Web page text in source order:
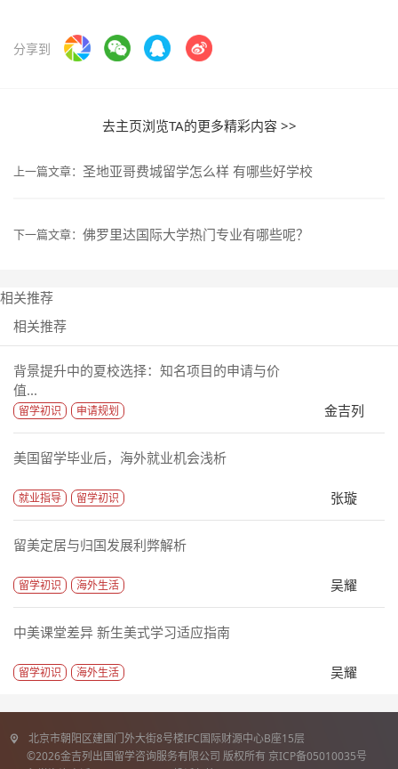
分享到
去主页浏览TA的更多精彩内容 >>
上一篇文章： 圣地亚哥费城留学怎么样 有哪些好学校
下一篇文章： 佛罗里达国际大学热门专业有哪些呢？
相关推荐
相关推荐
背景提升中的夏校选择：知名项目的申请与价
值...
留学初识 申请规划 金吉列
美国留学毕业后，海外就业机会浅析
就业指导 留学初识 张璇
留美定居与归国发展利弊解析
留学初识 海外生活 吴耀
中美课堂差异 新生美式学习适应指南
留学初识 海外生活 吴耀
北京市朝阳区建国门外大街8号楼IFC国际财源中心B座15层
©2026金吉列出国留学咨询服务有限公司 版权所有 京ICP备05010035号